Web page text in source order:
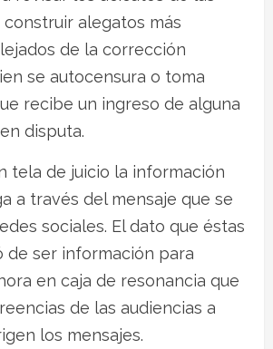
alegatos más
de la corrección
se autocensura o toma
recibe un ingreso de alguna
disputa.
tela de juicio la información
a través del mensaje que se
sociales. El dato que éstas
de ser información para
en caja de resonancia que
de las audiencias a
los mensajes.